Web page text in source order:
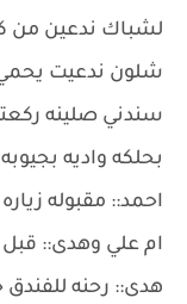
لشباك ندعين من
شلون ندعيت يحمي
سندني صلينه
بحلكه واديه بجيوبه
احمد:: مقبوله زياره
ام علي وهدى:: قبل
هدى:: رحنه